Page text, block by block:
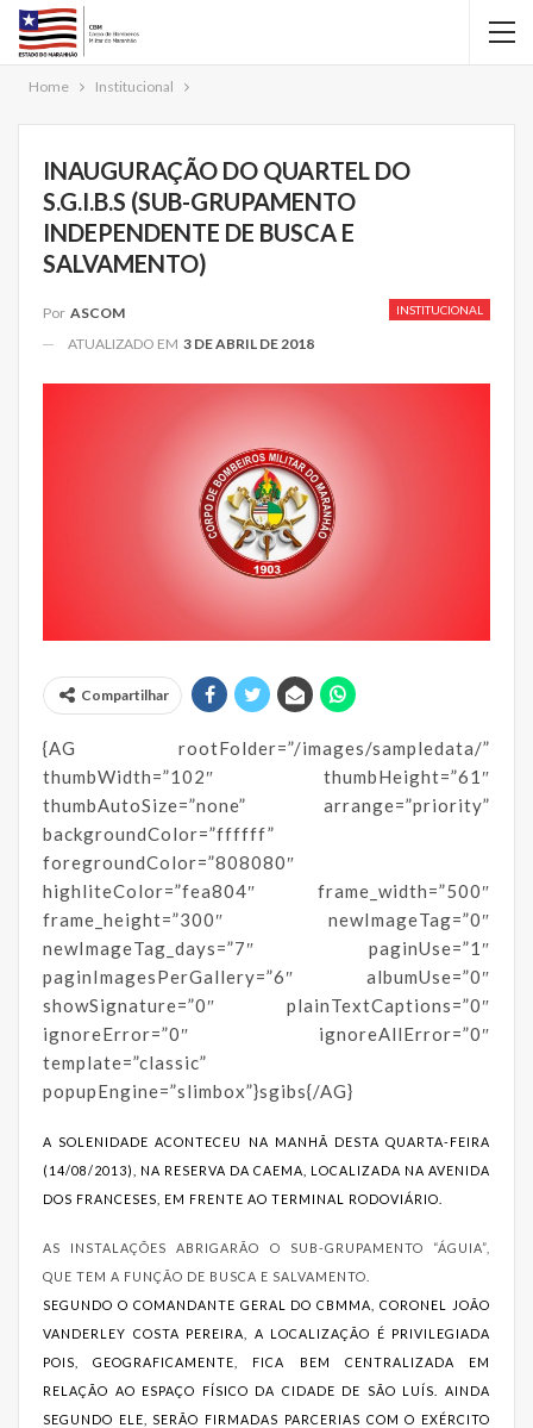
Home Institucional
INAUGURAÇÃO DO QUARTEL DO
S.G.I.B.S (SUB-GRUPAMENTO
INDEPENDENTE DE BUSCA E
SALVAMENTO)
INSTITUCIONAL
Por ASCOM
ATUALIZADO EM 3 DE ABRIL DE 2018
Compartilhar
{AG rootFolder=”/images/sampledata/”
thumbWidth=”102″ thumbHeight=”61″
thumbAutoSize=”none” arrange=”priority”
backgroundColor=”ffffff”
foregroundColor=”808080″
highliteColor=”fea804″ frame_width=”500″
frame_height=”300″ newImageTag=”0″
newImageTag_days=”7″ paginUse=”1″
paginImagesPerGallery=”6″ albumUse=”0″
showSignature=”0″ plainTextCaptions=”0″
ignoreError=”0″ ignoreAllError=”0″
template=”classic”
popupEngine=”slimbox”}sgibs{/AG}
A SOLENIDADE ACONTECEU NA MANHÃ DESTA QUARTA-FEIRA
(14/08/2013), NA RESERVA DA CAEMA, LOCALIZADA NA AVENIDA
DOS FRANCESES, EM FRENTE AO TERMINAL RODOVIÁRIO.
AS INSTALAÇÕES ABRIGARÃO O SUB-GRUPAMENTO “ÁGUIA”,
QUE TEM A FUNÇÃO DE BUSCA E SALVAMENTO.
SEGUNDO O COMANDANTE GERAL DO CBMMA, CORONEL JOÃO
VANDERLEY COSTA PEREIRA, A LOCALIZAÇÃO É PRIVILEGIADA
POIS, GEOGRAFICAMENTE, FICA BEM CENTRALIZADA EM
RELAÇÃO AO ESPAÇO FÍSICO DA CIDADE DE SÃO LUÍS. AINDA
SEGUNDO ELE, SERÃO FIRMADAS PARCERIAS COM O EXÉRCITO